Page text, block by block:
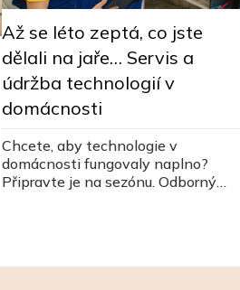
Až se léto zeptá, co jste
dělali na jaře… Servis a
údržba technologií v
domácnosti
Chcete, aby technologie v
domácnosti fungovaly naplno?
Připravte je na sezónu. Odborný